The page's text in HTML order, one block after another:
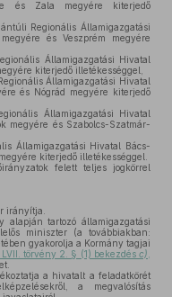
és Zala megyére kiterjedő
Regionális Államigazgatási
és Veszprém megyére
Államigazgatási Hivatal
kiterjedő illetékességgel,
Államigazgatási Hivatal
és Nógrád megyére kiterjedő
Államigazgatási Hivatal
megyére és Szabolcs-Szatmár-
Államigazgatási Hivatal Bács-
kiterjedő illetékességgel.
felett teljes jogkörrel
irányítja.
alapján tartozó államigazgatási
miniszter (a továbbiakban:
gyakorolja a Kormány tagjai
törvény 2. § (1) bekezdésc)
a hivatalt a feladatkörét
a megvalósítás